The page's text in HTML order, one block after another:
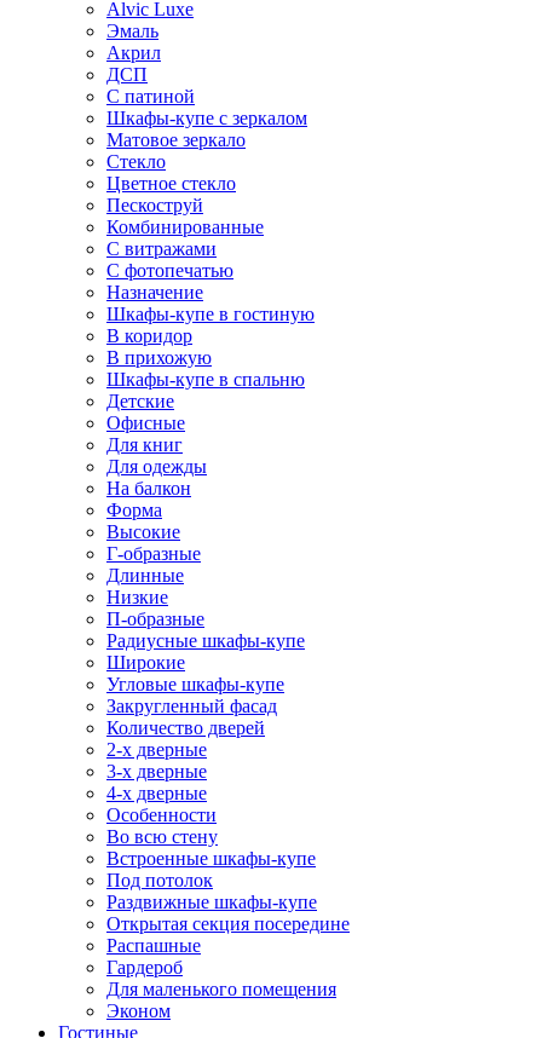
Alvic Luxe
Эмаль
Акрил
ДСП
С патиной
Шкафы-купе с зеркалом
Матовое зеркало
Стекло
Цветное стекло
Пескоструй
Комбинированные
С витражами
С фотопечатью
Назначение
Шкафы-купе в гостиную
В коридор
В прихожую
Шкафы-купе в спальню
Детские
Офисные
Для книг
Для одежды
На балкон
Форма
Высокие
Г-образные
Длинные
Низкие
П-образные
Радиусные шкафы-купе
Широкие
Угловые шкафы-купе
Закругленный фасад
Количество дверей
2-х дверные
3-х дверные
4-х дверные
Особенности
Во всю стену
Встроенные шкафы-купе
Под потолок
Раздвижные шкафы-купе
Открытая секция посередине
Распашные
Гардероб
Для маленького помещения
Эконом
Гостиные